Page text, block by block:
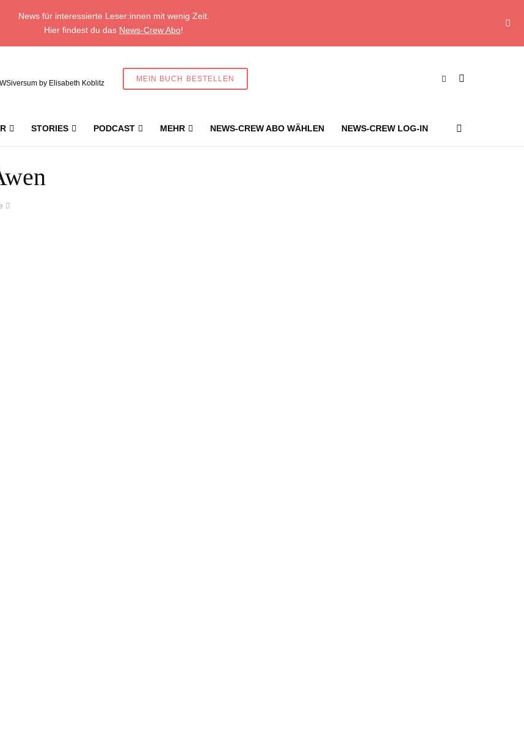
News für interessierte Leser:innen mit wenig Zeit.
Hier findest du das News-Crew Abo!
MEIN BUCH BESTELLEN
STORIES PODCAST MEHR NEWS-CREW ABO WÄHLEN NEWS-CREW LOG-IN